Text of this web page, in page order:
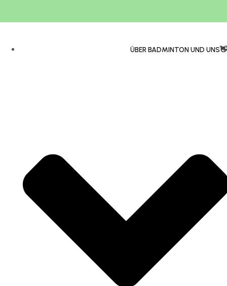
ÜBER BADMINTON UND UNS👋